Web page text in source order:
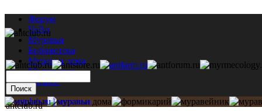
Форум
ЧаВо
Муравьи
Библиотека
Муравьи дома
Мастерская
Каталог
antclub.ru